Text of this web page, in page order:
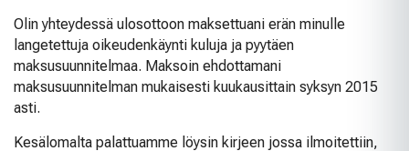
Olin yhteydessä ulosottoon maksettuani erän minulle
langetettuja oikeudenkäynti kuluja ja pyytäen
maksusuunnitelmaa. Maksoin ehdottamani
maksusuunnitelman mukaisesti kuukausittain syksyn 2015
asti.
Kesälomalta palattuamme löysin kirjeen jossa ilmoitettiin,